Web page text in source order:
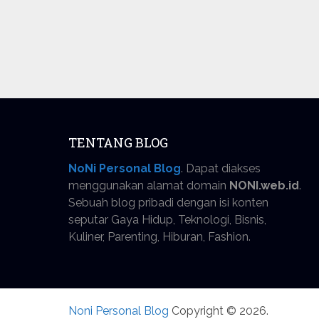
TENTANG BLOG
NoNi Personal Blog. Dapat diakses
menggunakan alamat domain NONI.web.id.
Sebuah blog pribadi dengan isi konten
seputar Gaya Hidup, Teknologi, Bisnis,
Kuliner, Parenting, Hiburan, Fashion.
Noni Personal Blog Copyright © 2026.